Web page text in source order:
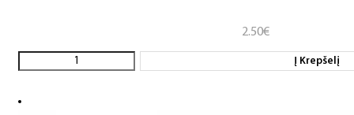
2.50€
Į Krepšelį